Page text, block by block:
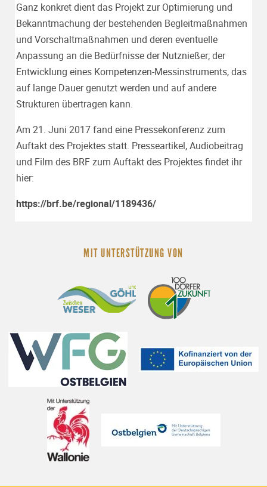
Ganz konkret dient das Projekt zur Optimierung und
Bekanntmachung der bestehenden Begleitmaßnahmen
und Vorschaltmaßnahmen und deren eventuelle
Anpassung an die Bedürfnisse der Nutznießer; der
Entwicklung eines Kompetenzen-Messinstruments, das
auf lange Dauer genutzt werden und auf andere
Strukturen übertragen kann.
Am 21. Juni 2017 fand eine Pressekonferenz zum
Auftakt des Projektes statt. Presseartikel, Audiobeitrag
und Film des BRF zum Auftakt des Projektes findet ihr
hier:
https://brf.be/regional/1189436/
MIT UNTERSTÜTZUNG VON